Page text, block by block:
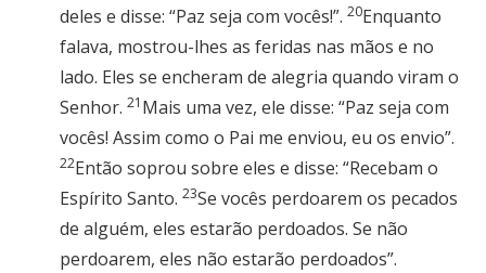
deles e disse: “Paz seja com vocês!”. 20Enquanto
falava, mostrou-lhes as feridas nas mãos e no
lado. Eles se encheram de alegria quando viram o
Senhor. 21 Mais uma vez, ele disse: “Paz seja com
vocês! Assim como o Pai me enviou, eu os envio”.
22Então soprou sobre eles e disse: “Recebam o
Espírito Santo. 23Se vocês perdoarem os pecados
de alguém, eles estarão perdoados. Se não
perdoarem, eles não ­estarão perdoados”.